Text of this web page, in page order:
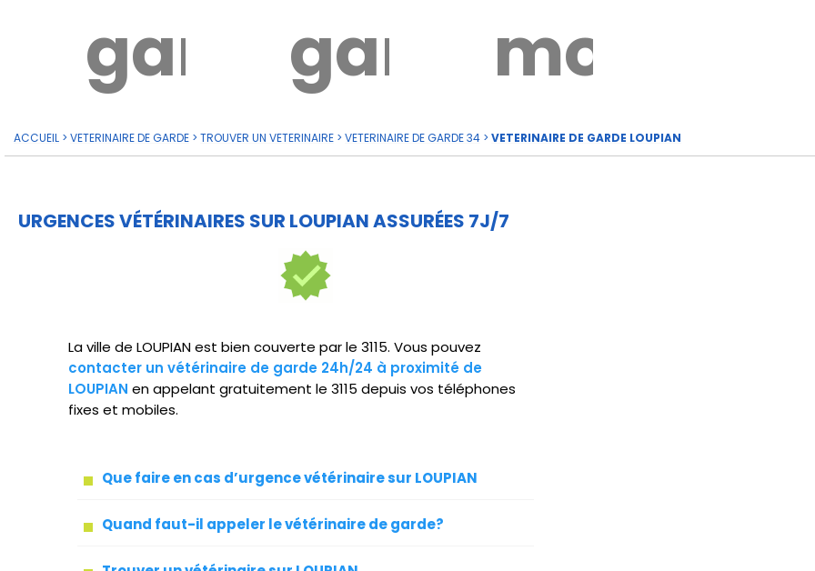
garde?garde moi
ACCUEIL > VETERINAIRE DE GARDE > TROUVER UN VETERINAIRE > VETERINAIRE DE GARDE 34 > VETERINAIRE DE GARDE LOUPIAN
URGENCES VÉTÉRINAIRES SUR LOUPIAN ASSURÉES 7J/7
La ville de LOUPIAN est bien couverte par le 3115. Vous pouvez
contacter un vétérinaire de garde 24h/24 à proximité de
LOUPIAN en appelant gratuitement le 3115 depuis vos téléphones
fixes et mobiles.
Que faire en cas d’urgence vétérinaire sur LOUPIAN
Quand faut-il appeler le vétérinaire de garde?